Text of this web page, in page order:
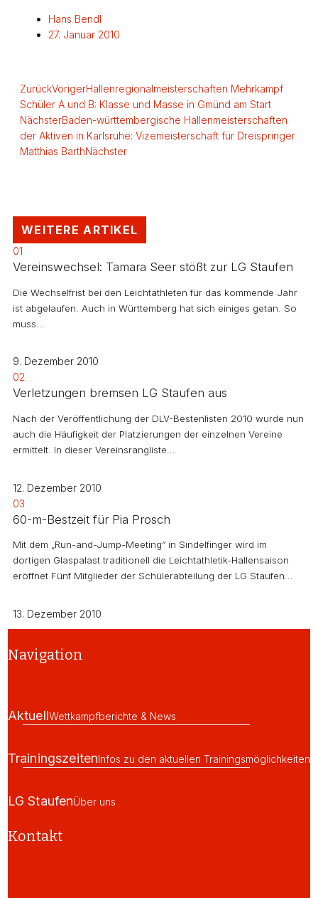
Hans Bendl
27. Januar 2010
ZurückVorigerHallenregionalmeisterschaften Mehrkampf
Schüler A und B: Klasse und Masse in Gmünd am Start
NächsterBaden-württembergische Hallenmeisterschaften
der Aktiven in Karlsruhe: Vizemeisterschaft für Dreispringer
Matthias BarthNächster
WEITERE ARTIKEL
01
Vereinswechsel: Tamara Seer stößt zur LG Staufen
Die Wechselfrist bei den Leichtathleten für das kommende Jahr
ist abgelaufen. Auch in Württemberg hat sich einiges getan. So
muss…
9. Dezember 2010
02
Verletzungen bremsen LG Staufen aus
Nach der Veröffentlichung der DLV-Bestenlisten 2010 wurde nun
auch die Häufigkeit der Platzierungen der einzelnen Vereine
ermittelt. In dieser Vereinsrangliste…
12. Dezember 2010
03
60-m-Bestzeit für Pia Prosch
Mit dem „Run-and-Jump-Meeting“ in Sindelfinger wird im
dortigen Glaspalast traditionell die Leichtathletik-Hallensaison
eröffnet Fünf Mitglieder der Schülerabteilung der LG Staufen…
13. Dezember 2010
Navigation
AktuellWettkampfberichte & News
TrainingszeitenInfos zu den aktuellen Trainingsmöglichkeiten
LG StaufenÜber uns
Kontakt